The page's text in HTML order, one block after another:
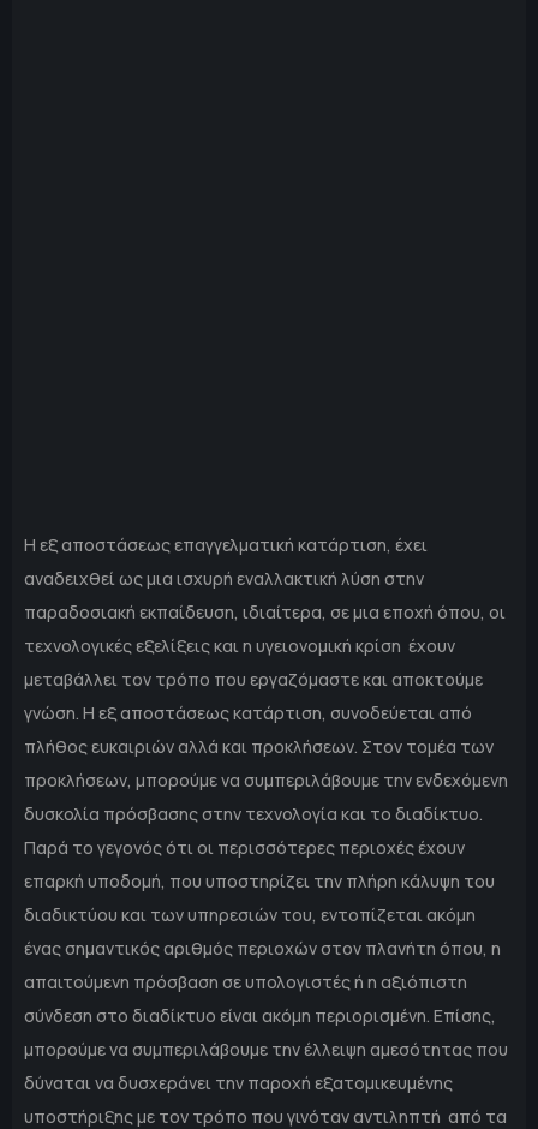
Η εξ αποστάσεως επαγγελματική κατάρτιση, έχει
αναδειχθεί ως μια ισχυρή εναλλακτική λύση στην
παραδοσιακή εκπαίδευση, ιδιαίτερα, σε μια εποχή όπου, οι
τεχνολογικές εξελίξεις και η υγειονομική κρίση έχουν
μεταβάλλει τον τρόπο που εργαζόμαστε και αποκτούμε
γνώση. Η εξ αποστάσεως κατάρτιση, συνοδεύεται από
πλήθος ευκαιριών αλλά και προκλήσεων. Στον τομέα των
προκλήσεων, μπορούμε να συμπεριλάβουμε την ενδεχόμενη
δυσκολία πρόσβασης στην τεχνολογία και το διαδίκτυο.
Παρά το γεγονός ότι οι περισσότερες περιοχές έχουν
επαρκή υποδομή, που υποστηρίζει την πλήρη κάλυψη του
διαδικτύου και των υπηρεσιών του, εντοπίζεται ακόμη
ένας σημαντικός αριθμός περιοχών στον πλανήτη όπου, η
απαιτούμενη πρόσβαση σε υπολογιστές ή η αξιόπιστη
σύνδεση στο διαδίκτυο είναι ακόμη περιορισμένη. Επίσης,
μπορούμε να συμπεριλάβουμε την έλλειψη αμεσότητας που
δύναται να δυσχεράνει την παροχή εξατομικευμένης
υποστήριξης με τον τρόπο που γινόταν αντιληπτή από τα